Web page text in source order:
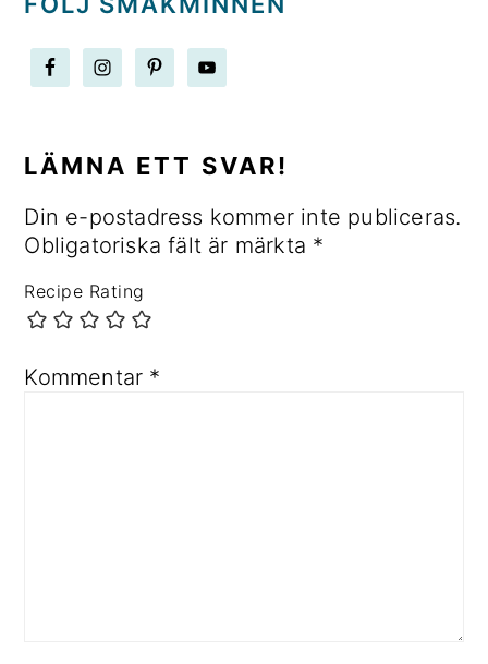
LÄMNA ETT SVAR!
Din e-postadress kommer inte publiceras.
Obligatoriska fält är märkta *
Recipe Rating
Kommentar *